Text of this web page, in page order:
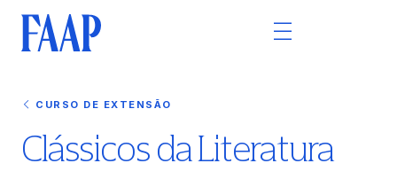
CURSO DE EXTENSÃO
Clássicos da Literatura